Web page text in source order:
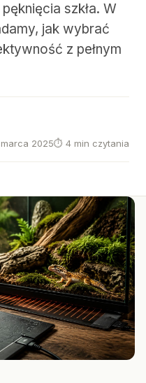
szkła. W
jak wybrać
z pełnym
2025⏱ 4 min czytania